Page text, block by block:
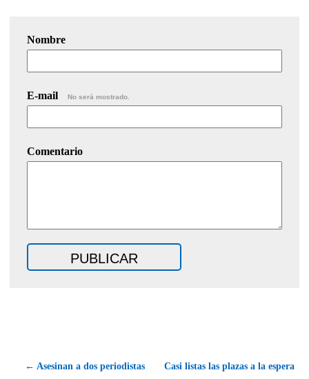
Nombre
E-mail No será mostrado.
Comentario
← Asesinan a dos periodistas Casi listas las plazas a la espera